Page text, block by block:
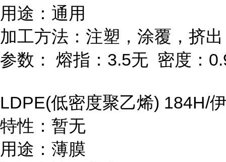
用途：通用
加工方法：注塑，涂覆，挤出
参数：
熔指： 3.5无 密度：
LDPE(低密度聚乙烯) 184H/
特性：暂无
用途：薄膜